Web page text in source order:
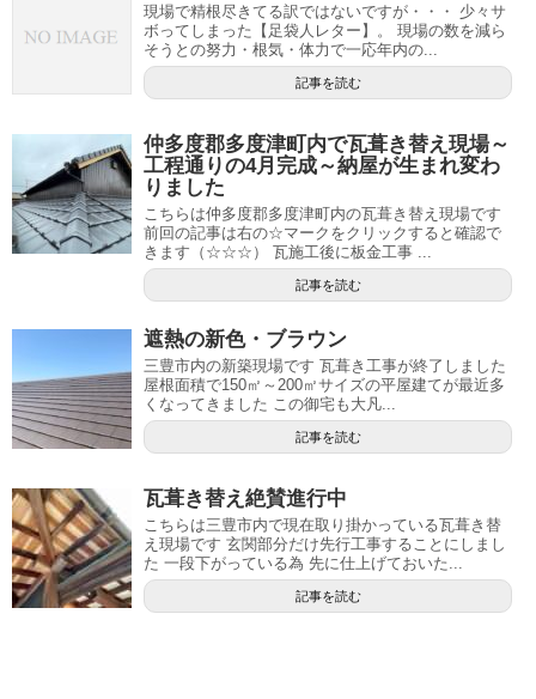
現場で精根尽きてる訳ではないですが・・・ 少々サ
ボってしまった【足袋人レター】。 現場の数を減ら
そうとの努力・根気・体力で一応年内の...
記事を読む
仲多度郡多度津町内で瓦葺き替え現場～
工程通りの4月完成～納屋が生まれ変わ
りました
こちらは仲多度郡多度津町内の瓦葺き替え現場です
前回の記事は右の☆マークをクリックすると確認で
きます（☆☆☆） 瓦施工後に板金工事 ...
記事を読む
遮熱の新色・ブラウン
三豊市内の新築現場です 瓦葺き工事が終了しました
屋根面積で150㎡～200㎡サイズの平屋建てが最近多
くなってきました この御宅も大凡...
記事を読む
瓦葺き替え絶賛進行中
こちらは三豊市内で現在取り掛かっている瓦葺き替
え現場です 玄関部分だけ先行工事することにしまし
た 一段下がっている為 先に仕上げておいた...
記事を読む